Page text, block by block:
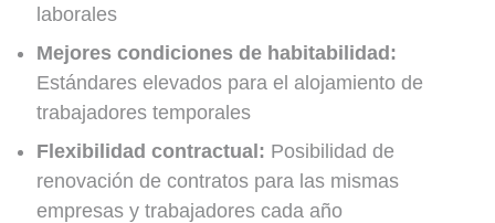
laborales
Mejores condiciones de habitabilidad:
Estándares elevados para el alojamiento de
trabajadores temporales
Flexibilidad contractual: Posibilidad de
renovación de contratos para las mismas
empresas y trabajadores cada año